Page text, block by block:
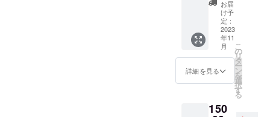
第では
変更す
る可能
性もご
ざいま
すの
了承く
ださい
プレー
ます)。
※定休日
や年末
年始、
イベン
ト日な
ど除外
日が出
為、ご
ること
は出来
ません
のでご
了承く
ださい
ませ
も2時間
を送付
させて
いただ
きま
す。 ・
オープ
ン後
に、保
護猫カ
入場・
お届
け予
定：
2023
年11
月
詳細を見る
こ
の
リ
タ
ー
ン
を
選
択
す
る
150